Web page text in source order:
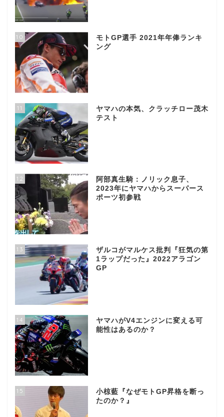
10
モトGP選手 2021年年俸ランキ
ング
11
ヤマハの本気、クラッチロー茂木
テスト
12
阿部真生騎：ノリック息子、
2023年にヤマハからスーパース
ポーツ初参戦
13
ザルコがマルケス批判『狂気の第
1ラップだった』2022アラゴン
GP
14
ヤマハがV4エンジンに変える可
能性はあるのか？
15
小椋藍『なぜモトGP昇格を断っ
たのか？』